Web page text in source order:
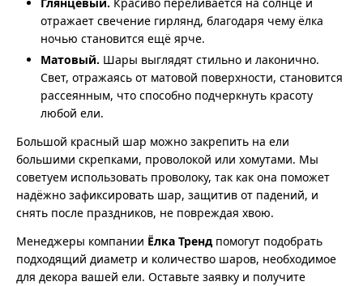
отражает свечение гирлянд, благодаря чему ёлка
ночью становится ещё ярче.
Матовый. Шары выглядят стильно и лаконично.
Свет, отражаясь от матовой поверхности, становится
рассеянным, что способно подчеркнуть красоту
любой ели.
Большой красный шар можно закрепить на ели
большими скрепками, проволокой или хомутами. Мы
советуем использовать проволоку, так как она поможет
надёжно зафиксировать шар, защитив от падений, и
снять после праздников, не повреждая хвою.
Менеджеры компании Ёлка Трендпомогут подобрать
подходящий диаметр и количество шаров, необходимое
для декора вашей ели. Оставьте заявку и получите